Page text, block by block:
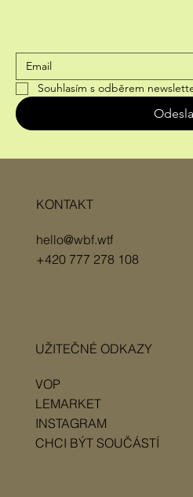
Souhlasím s odběrem
KONTAKT
hello@wbf.wtf
+420 777 278 108
UŽITEČNÉ ODKAZY
VOP
LEMARKET
INSTAGRAM
CHCI BÝT SOUČÁSTÍ